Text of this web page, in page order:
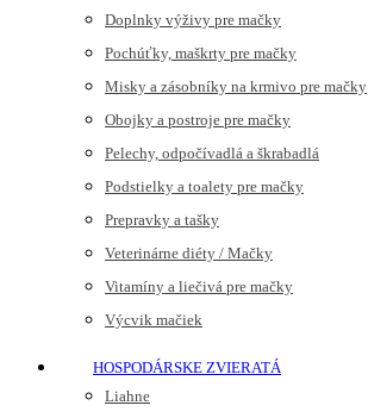
Doplnky výživy pre mačky
Pochúťky, maškrty pre mačky
Misky a zásobníky na krmivo pre mačky
Obojky a postroje pre mačky
Pelechy, odpočívadlá a škrabadlá
Podstielky a toalety pre mačky
Prepravky a tašky
Veterinárne diéty / Mačky
Vitamíny a liečivá pre mačky
Výcvik mačiek
HOSPODÁRSKE ZVIERATÁ
Liahne